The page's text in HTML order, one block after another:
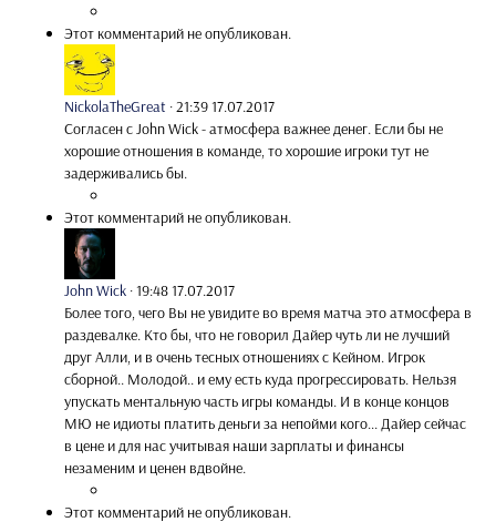
Этот комментарий не опубликован.
NickolaTheGreat ·21:39 17.07.2017
Согласен с John Wick - атмосфера важнее денег. Если бы не
хорошие отношения в команде, то хорошие игроки тут не
задерживались бы.
Этот комментарий не опубликован.
John Wick ·19:48 17.07.2017
Более того, чего Вы не увидите во время матча это атмосфера в
раздевалке. Кто бы, что не говорил Дайер чуть ли не лучший
друг Алли, и в очень тесных отношениях с Кейном. Игрок
сборной.. Молодой.. и ему есть куда прогрессировать. Нельзя
упускать ментальную часть игры команды. И в конце концов
МЮ не идиоты платить деньги за непойми кого... Дайер сейчас
в цене и для нас учитывая наши зарплаты и финансы
незаменим и ценен вдвойне.
Этот комментарий не опубликован.